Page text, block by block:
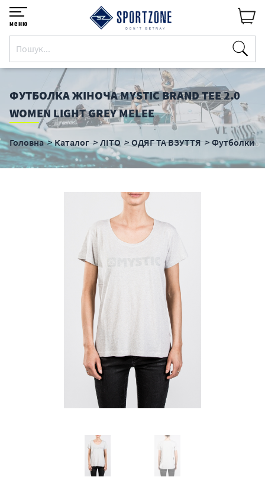
меню
ФУТБОЛКА ЖІНОЧА MYSTIC BRAND TEE 2.0
WOMEN LIGHT GREY MELEE
Головна Каталог ЛІТО ОДЯГ ТА ВЗУТТЯ Футболки